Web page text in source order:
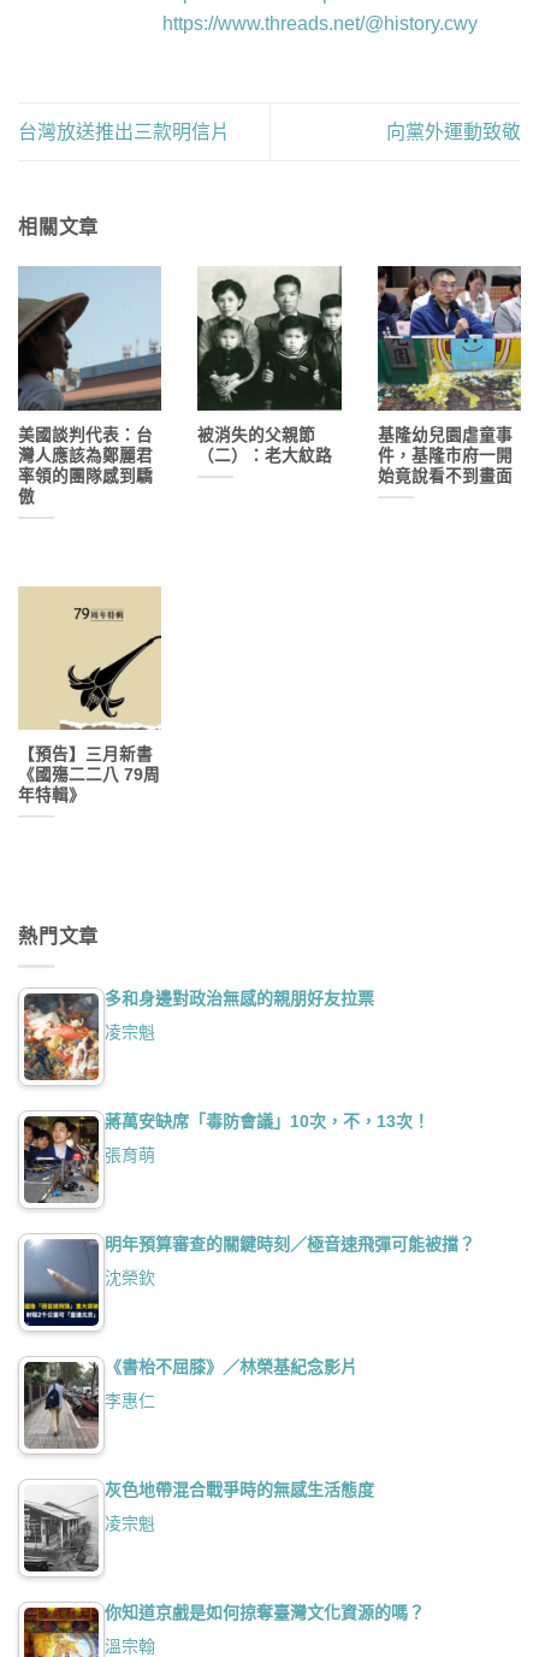
https://www.threads.net/@history.cwy
台灣放送推出三款明信片 向黨外運動致敬
相關文章
美國談判代表：台
灣人應該為鄭麗君
率領的團隊感到驕
傲
被消失的父親節
（二）：老大紋路
基隆幼兒園虐童事
件，基隆市府一開
始竟說看不到畫面
【預告】三月新書
《國殤二二八 79周
年特輯》
熱門文章
多和身邊對政治無感的親朋好友拉票
凌宗魁
蔣萬安缺席「毒防會議」10次，不，13次！
張育萌
明年預算審查的關鍵時刻／極音速飛彈可能被擋？
沈榮欽
《書枱不屈膝》／林榮基紀念影片
李惠仁
灰色地帶混合戰爭時的無感生活態度
凌宗魁
你知道京戲是如何掠奪臺灣文化資源的嗎？
溫宗翰